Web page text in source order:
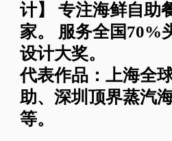
计】 专注海鲜自助
家。 服务全国70%
设计大奖。
代表作品：上海全
助、深圳顶界蒸汽
等。